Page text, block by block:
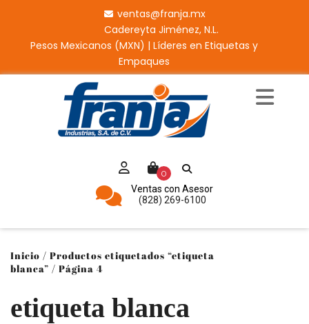
ventas@franja.mx
Cadereyta Jiménez, N.L.
Pesos Mexicanos (MXN) | Líderes en Etiquetas y
Empaques
0
Ventas con Asesor
(828) 269-6100
Inicio / Productos etiquetados “etiqueta
blanca” / Página 4
etiqueta blanca